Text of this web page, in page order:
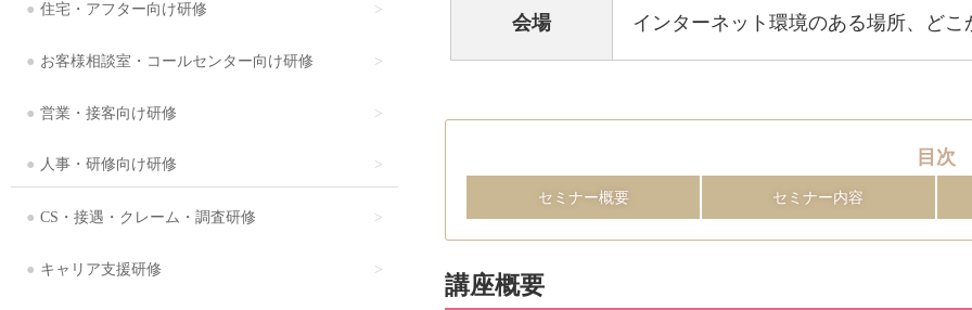
住宅・アフター向け研修
お客様相談室・コールセンター向け研修
営業・接客向け研修
人事・研修向け研修
CS・接遇・クレーム・調査研修
キャリア支援研修
会場 インターネット環境のある場所、ど
目次
セミナー概要 セミナー内容
講座概要